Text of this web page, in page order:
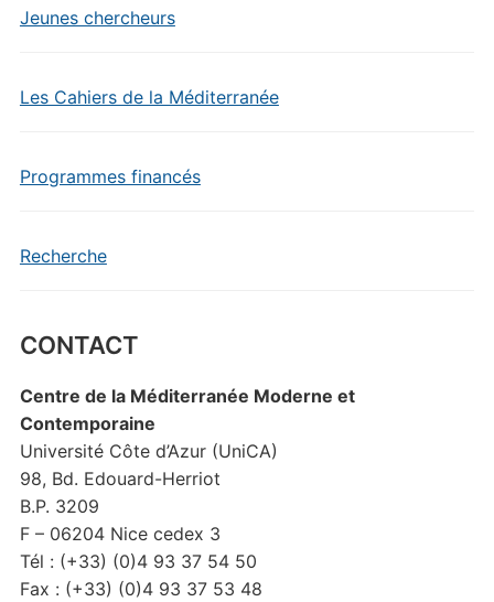
Jeunes chercheurs
Les Cahiers de la Méditerranée
Programmes financés
Recherche
CONTACT
Centre de la Méditerranée Moderne et
Contemporaine
Université Côte d’Azur (UniCA)
98, Bd. Edouard-Herriot
B.P. 3209
F – 06204 Nice cedex 3
Tél : (+33) (0)4 93 37 54 50
Fax : (+33) (0)4 93 37 53 48